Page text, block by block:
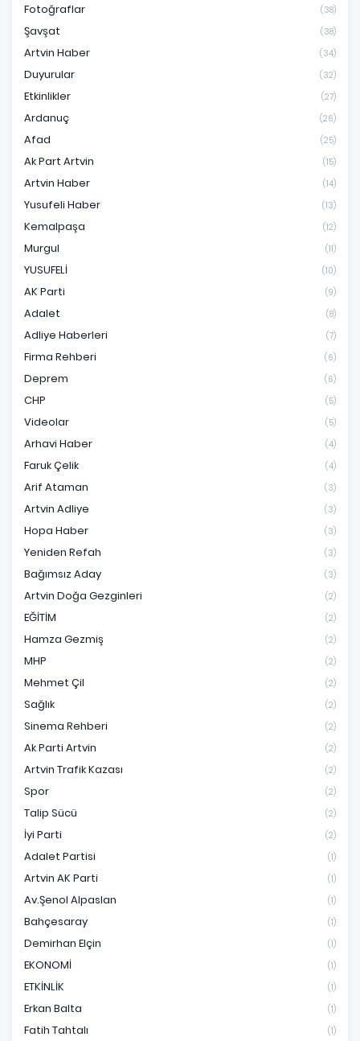
Fotoğraflar (38)
Şavşat (38)
Artvin Haber (34)
Duyurular (32)
Etkinlikler (27)
Ardanuç (26)
Afad (25)
Ak Part Artvin (15)
Artvin Haber (14)
Yusufeli Haber (13)
Kemalpaşa (12)
Murgul (11)
YUSUFELİ (10)
AK Parti (9)
Adalet (8)
Adliye Haberleri (7)
Firma Rehberi (6)
Deprem (6)
CHP (5)
Videolar (5)
Arhavi Haber (4)
Faruk Çelik (4)
Arif Ataman (3)
Artvin Adliye (3)
Hopa Haber (3)
Yeniden Refah (3)
Bağımsız Aday (3)
Artvin Doğa Gezginleri (2)
EĞİTİM (2)
Hamza Gezmiş (2)
MHP (2)
Mehmet Çil (2)
Sağlık (2)
Sinema Rehberi (2)
Ak Parti Artvin (2)
Artvin Trafik Kazası (2)
Spor (2)
Talip Sücü (2)
İyi Parti (2)
Adalet Partisi (1)
Artvin AK Parti (1)
Av.Şenol Alpaslan (1)
Bahçesaray (1)
Demirhan Elçin (1)
EKONOMİ (1)
ETKİNLİK (1)
Erkan Balta (1)
Fatih Tahtalı (1)